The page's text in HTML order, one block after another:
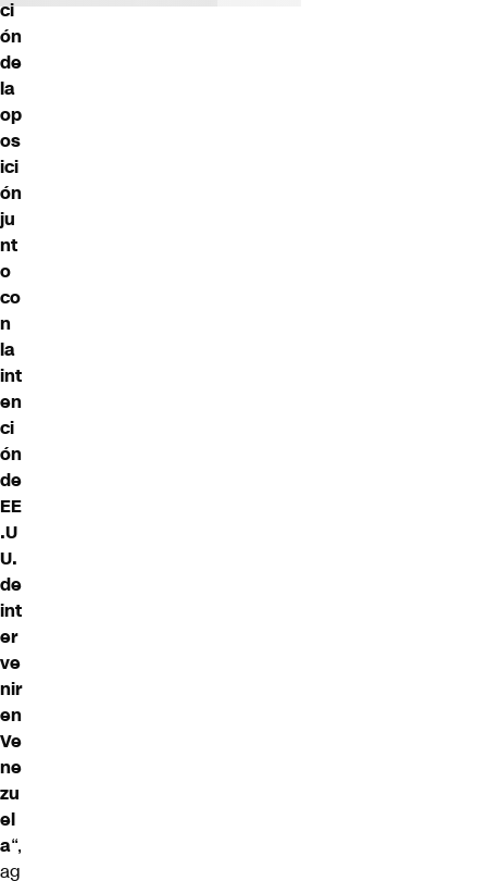
ci
ón
de
la
op
os
ici
ón
ju
nt
o
co
n
la
int
en
ci
ón
de
EE
.U
U.
de
int
er
ve
nir
en
Ve
ne
zu
el
a“,
ag